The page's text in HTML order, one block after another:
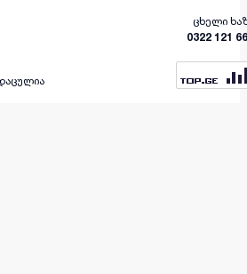
ცხელი
0322 121